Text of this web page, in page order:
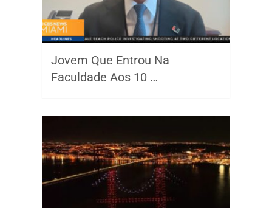
Jovem Que Entrou Na
Faculdade Aos 10 …